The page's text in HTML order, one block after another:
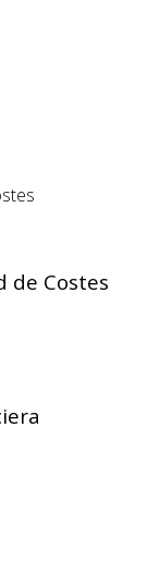
de Costes